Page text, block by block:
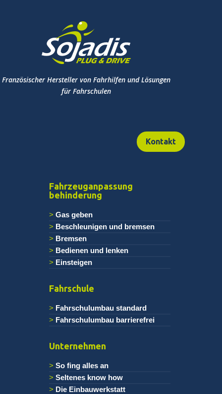
Französischer Hersteller von Fahrhilfen und Lösungen
für Fahrschulen
Kontakt
Fahrzeuganpassung
behinderung
Gas geben
Beschleunigen und bremsen
Bremsen
Bedienen und lenken
Einsteigen
Fahrschule
Fahrschulumbau standard
Fahrschulumbau barrierefrei
Unternehmen
So fing alles an
Seltenes know how
Die Einbauwerkstatt